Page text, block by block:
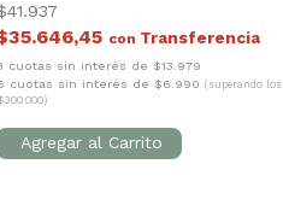
con
cuotas sin interés de $13.979
cuotas sin interés de $6.990 (superando los